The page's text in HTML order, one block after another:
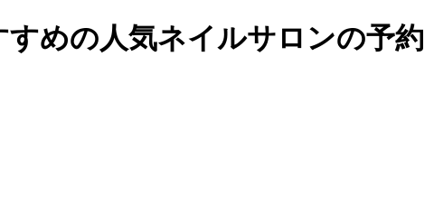
すめの人気ネイルサロンの予